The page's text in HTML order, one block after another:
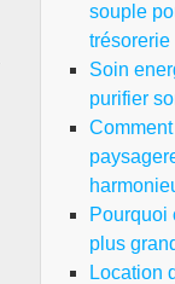
souple
trésorerie
Soin
purifier
Pourquoi
plus
Location